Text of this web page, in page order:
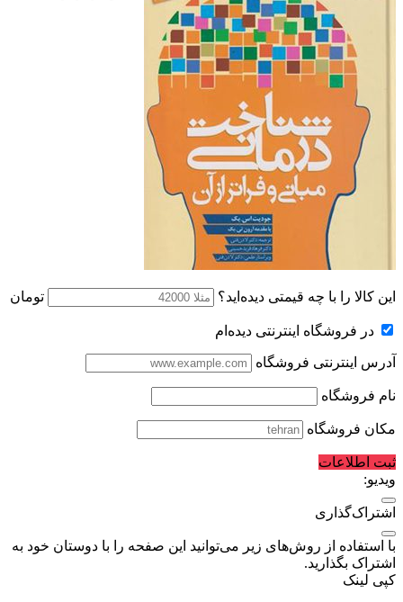
این کالا را با چه قیمتی دیده‌اید؟ تومان
در فروشگاه اینترنتی دیده‌ام
آدرس اینترنتی فروشگاه
نام فروشگاه
مکان فروشگاه
ثبت اطلاعات
ویدیو:
اشتراک‌گذاری
با استفاده از روش‌های زیر می‌توانید این صفحه را با دوستان خود به
اشتراک بگذارید.
کپی لینک